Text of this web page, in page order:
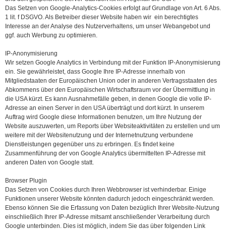
Das Setzen von Google-Analytics-Cookies erfolgt auf Grundlage von Art. 6 Abs.
1 lit. f DSGVO. Als Betreiber dieser Website haben wir ein berechtigtes
Interesse an der Analyse des Nutzerverhaltens, um unser Webangebot und
ggf. auch Werbung zu optimieren.
IP-Anonymisierung
Wir setzen Google Analytics in Verbindung mit der Funktion IP-Anonymisierung
ein. Sie gewährleistet, dass Google Ihre IP-Adresse innerhalb von
Mitgliedstaaten der Europäischen Union oder in anderen Vertragsstaaten des
Abkommens über den Europäischen Wirtschaftsraum vor der Übermittlung in
die USA kürzt. Es kann Ausnahmefälle geben, in denen Google die volle IP-
Adresse an einen Server in den USA überträgt und dort kürzt. In unserem
Auftrag wird Google diese Informationen benutzen, um Ihre Nutzung der
Website auszuwerten, um Reports über Websiteaktivitäten zu erstellen und um
weitere mit der Websitenutzung und der Internetnutzung verbundene
Dienstleistungen gegenüber uns zu erbringen. Es findet keine
Zusammenführung der von Google Analytics übermittelten IP-Adresse mit
anderen Daten von Google statt.
Browser Plugin
Das Setzen von Cookies durch Ihren Webbrowser ist verhinderbar. Einige
Funktionen unserer Website könnten dadurch jedoch eingeschränkt werden.
Ebenso können Sie die Erfassung von Daten bezüglich Ihrer Website-Nutzung
einschließlich Ihrer IP-Adresse mitsamt anschließender Verarbeitung durch
Google unterbinden. Dies ist möglich, indem Sie das über folgenden Link